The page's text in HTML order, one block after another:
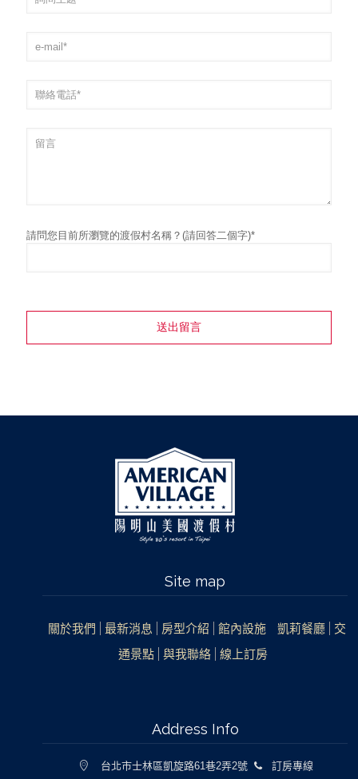
請問您目前所瀏覽的渡假村名稱？(請回答二個字)*
Site map
關於我們 最新消息 房型介紹 館內設施 凱莉餐廳
交
通景點
與我聯絡 線上訂房
Address Info
台北市士林區凱旋路61巷2弄2號 訂房專線